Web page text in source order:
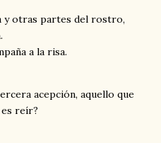
y otras partes del rostro,
a la risa.
acepción, aquello que
reír?